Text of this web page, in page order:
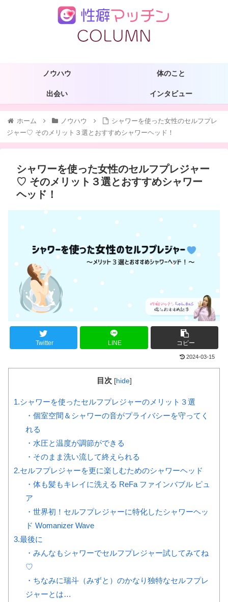
ノウハウ 体のこと
出会い インタビュー
ホーム ノウハウ
シャワーを使った女性のセルフプレ
ジャー♡ そのメリット３選とおすすめシャワーヘッド！
シャワーを使った女性のセルフプレジャー
♡ そのメリット３選とおすすめシャワー
ヘッド！
Twitter LINE コピー
2024-03-15
目次 [hide]
1.シャワーを使ったセルフプレジャーのメリット３選
・個室空間＆シャワーの音がプライバシーを守ってく
れる
・水圧と温度が調節ができる
・そのまま洗い流して終えられる
2.セルフプレジャーを更に楽しむためのシャワーヘッド
・体も髪もキレイに洗える ReFa ファインバブル ピュ
ア
・世界初！セルフプレジャーに特化したシャワーヘッ
ド Womanizer Wave
3.最後に
・みんなもシャワーでセルフプレジャー試してみてね
♡
・ちなみに瑞斗（みずと）のかなり独特なセルフプレ
ジャーとは…